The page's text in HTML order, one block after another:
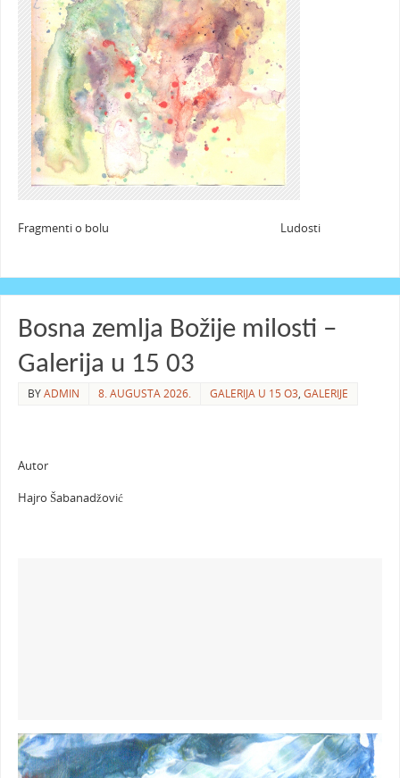
Fragmenti o bolu Ludosti
Bosna zemlja Božije milosti –
Galerija u 15 03
BYADMIN 8. AUGUSTA 2026. GALERIJA U 15 O3, GALERIJE
Autor
Hajro Šabanadžović